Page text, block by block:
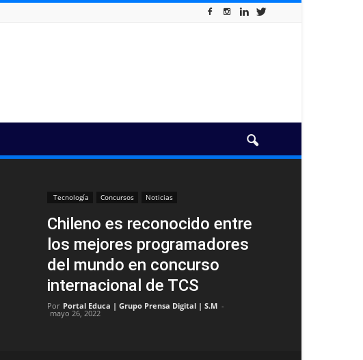
Tecnología Concursos Noticias
Chileno es reconocido entre
los mejores programadores
del mundo en concurso
internacional de TCS
Por Portal Educa | Grupo Prensa Digital | S.M -
mayo 26, 2022